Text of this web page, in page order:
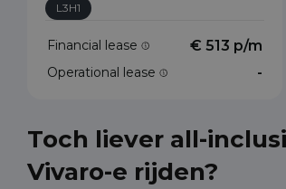
L3H1
Financial lease € 513 p/m
Operational lease -
Toch liever all-
Vivaro-e rijden?